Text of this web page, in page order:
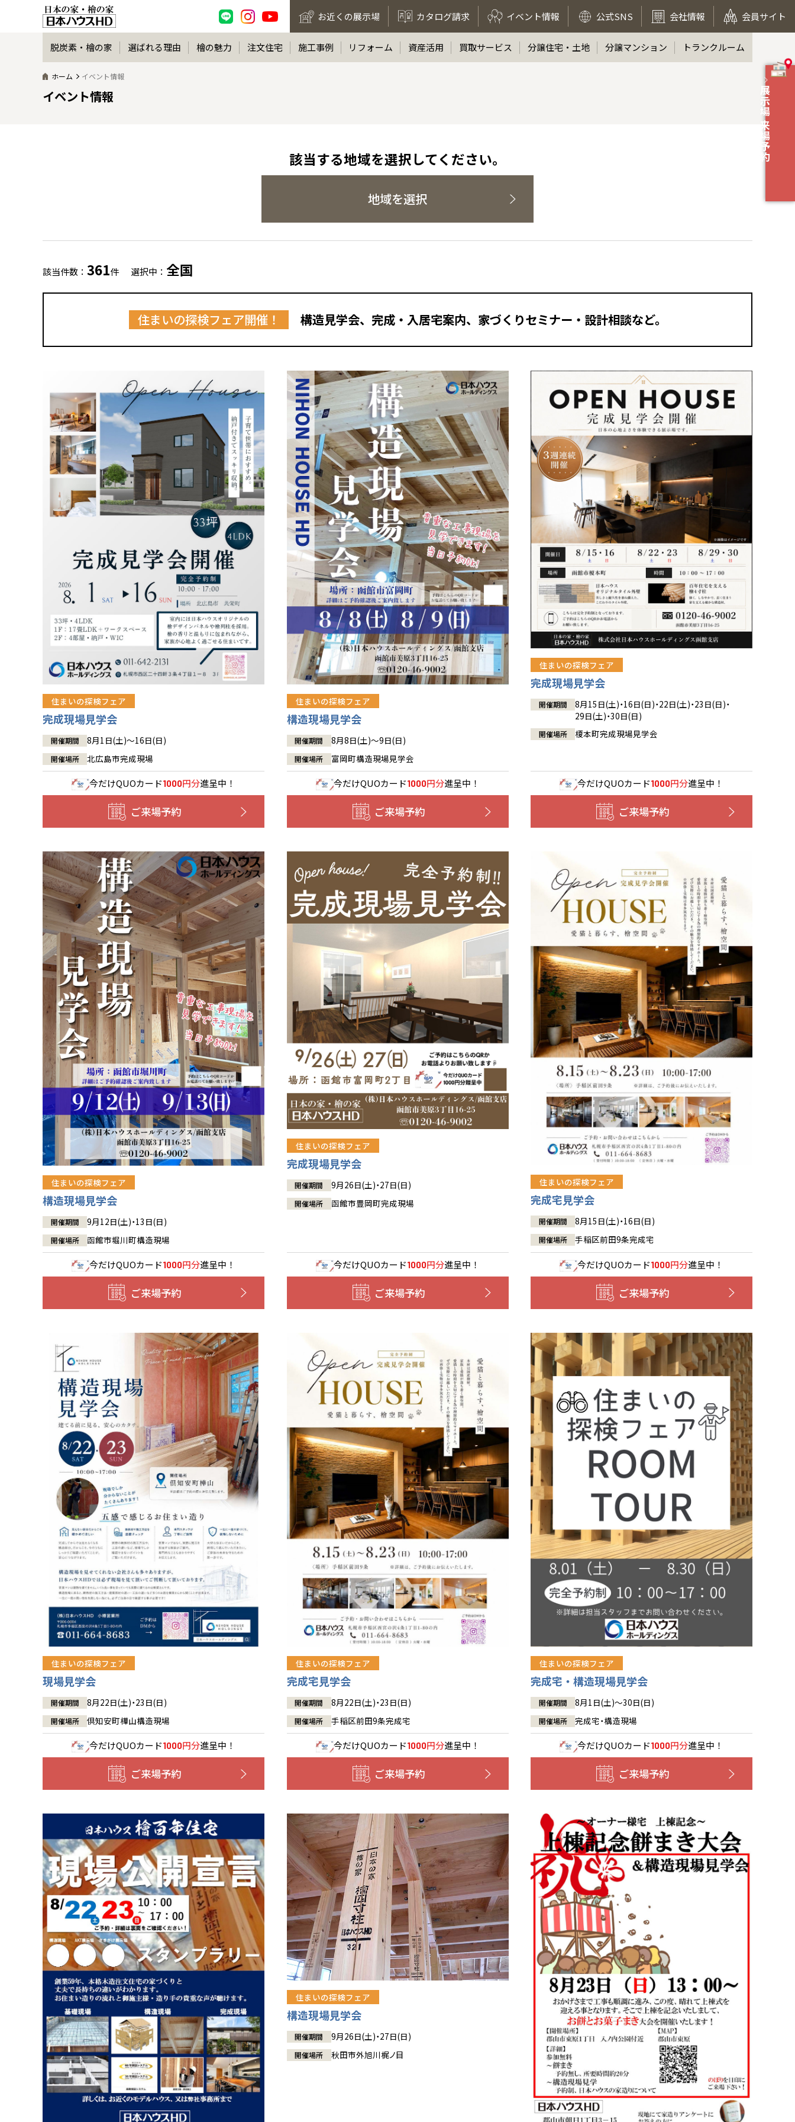
お近くの展示場 カタログ請求 イベント情報 公式SNS 会社情報 会員サイト
展示場 来場予約
脱炭素・檜の家 選ばれる理由 檜の魅力 注文住宅 施工事例 リフォーム 資産活用 買取サービス 分譲住宅・土地 分譲マンション トランクルーム
ホーム イベント情報
イベント情報
該当する地域を選択してください。
地域を選択
該当件数： 361件 選択中： 全国
住まいの探検フェア開催！ 構造見学会、完成・入居宅案内、家づくりセミナー・設計相談など。
住まいの探検フェア
完成現場見学会
開催期間 8月1日(土)～16日(日)
開催場所 北広島市完成現場
今だけQUOカード1000円分進呈中！
ご来場予約
住まいの探検フェア
構造現場見学会
開催期間 8月8日(土)～9日(日)
開催場所 富岡町構造現場見学会
今だけQUOカード1000円分進呈中！
ご来場予約
住まいの探検フェア
完成現場見学会
開催期間
8月15日(土)・16日(日)・22日(土)・23日(日)・
29日(土)・30日(日)
開催場所 榎本町完成現場見学会
今だけQUOカード1000円分進呈中！
ご来場予約
住まいの探検フェア
構造現場見学会
開催期間 9月12日(土)・13日(日)
開催場所 函館市堀川町構造現場
今だけQUOカード1000円分進呈中！
ご来場予約
住まいの探検フェア
完成現場見学会
開催期間 9月26日(土)・27日(日)
開催場所 函館市豊岡町完成現場
今だけQUOカード1000円分進呈中！
ご来場予約
住まいの探検フェア
完成宅見学会
開催期間 8月15日(土)・16日(日)
開催場所 手稲区前田9条完成宅
今だけQUOカード1000円分進呈中！
ご来場予約
住まいの探検フェア
現場見学会
開催期間 8月22日(土)・23日(日)
開催場所 倶知安町樺山構造現場
今だけQUOカード1000円分進呈中！
ご来場予約
住まいの探検フェア
完成宅見学会
開催期間 8月22日(土)・23日(日)
開催場所 手稲区前田9条完成宅
今だけQUOカード1000円分進呈中！
ご来場予約
住まいの探検フェア
完成宅・構造現場見学会
開催期間 8月1日(土)～30日(日)
開催場所 完成宅・構造現場
今だけQUOカード1000円分進呈中！
ご来場予約
住まいの探検フェア
構造現場見学会
開催期間 9月26日(土)・27日(日)
開催場所 秋田市外旭川梶ノ目
全国の展示場
北海道
札幌
道央
道北
東北
青森
秋田
宮城
福島
甲信越・北陸
新潟
富山
石川
福井
関東
神奈川
埼玉
千葉
茨城
栃木
群馬
岐阜
静岡
三重
大阪
京都
兵庫
奈良
滋賀
中国・四国
岡山
香川
愛媛
鳥取
徳島
高知
九州
福岡
佐賀
熊本
長崎
沖縄
分譲マンション
※現住所のある都道府県以外の建築予定地の方でも
現住所の有るお近くの展示場又は店舗にお問合せください。
移住の計画の方もご相談対応します。お気軽にご相談ください。
お近くのイベント
北海道
札幌
札幌
小樽
道央
苫小牧千歳
小樽
道北
旭川
道南
函館
室蘭
道東
帯広
釧路
東北
青森県
八戸
青森
秋田県
秋田
岩手県
盛岡
北上
山形県
山形
宮城県
仙台
福島県
郡山
福島
いわき
会津
甲信越・北陸
新潟県
新潟
長岡
甲府
長野県
長野
松本
富山県
富山
石川県
金沢
福井県
福井
関東
東京都
世田谷
八王子
神奈川県
横浜
湘南
相模
埼玉県
埼玉
所沢
千葉県
千葉
茨城県
水戸
栃木県
宇都宮
小山
群馬
伊勢崎
愛知県
名古屋
豊橋
岐阜県
岐阜
静岡県
静岡
浜松
三重県
四日市
大阪府
大阪
京都府
京都
兵庫県
姫路
奈良県
奈良
中国・四国
岡山県
岡山
香川県
高松
愛媛県
九州
福岡県
福岡
佐賀県
佐賀
熊本県
熊本
大分県
大分
宮崎